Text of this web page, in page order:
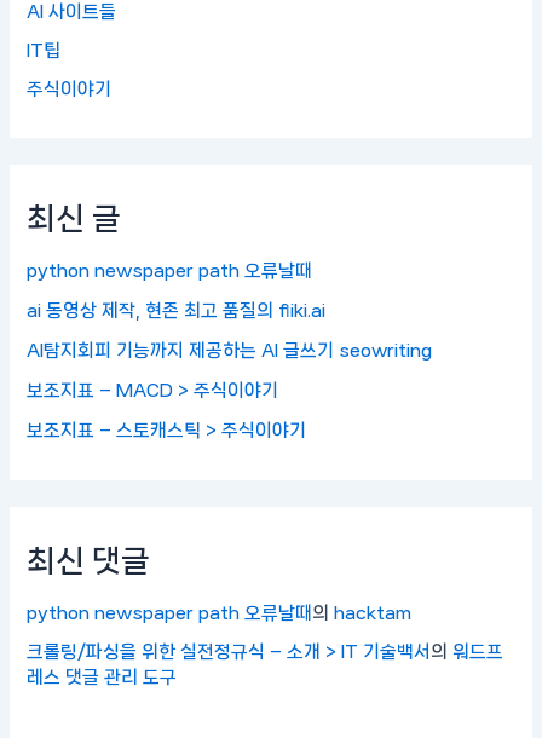
AI 사이트들
IT팁
주식이야기
최신 글
python newspaper path 오류날때
ai 동영상 제작, 현존 최고 품질의 fliki.ai
AI탐지회피 기능까지 제공하는 AI 글쓰기 seowriting
보조지표 – MACD > 주식이야기
보조지표 – 스토캐스틱 > 주식이야기
최신 댓글
python newspaper path 오류날때 의 hacktam
크롤링/파싱을 위한 실전정규식 – 소개 > IT 기술백서 의 워드프
레스 댓글 관리 도구